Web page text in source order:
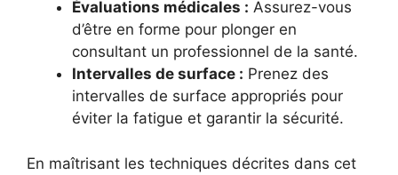
Évaluations médicales : Assurez-vous
d’être en forme pour plonger en
consultant un professionnel de la santé.
Intervalles de surface : Prenez des
intervalles de surface appropriés pour
éviter la fatigue et garantir la sécurité.
En maîtrisant les techniques décrites dans cet